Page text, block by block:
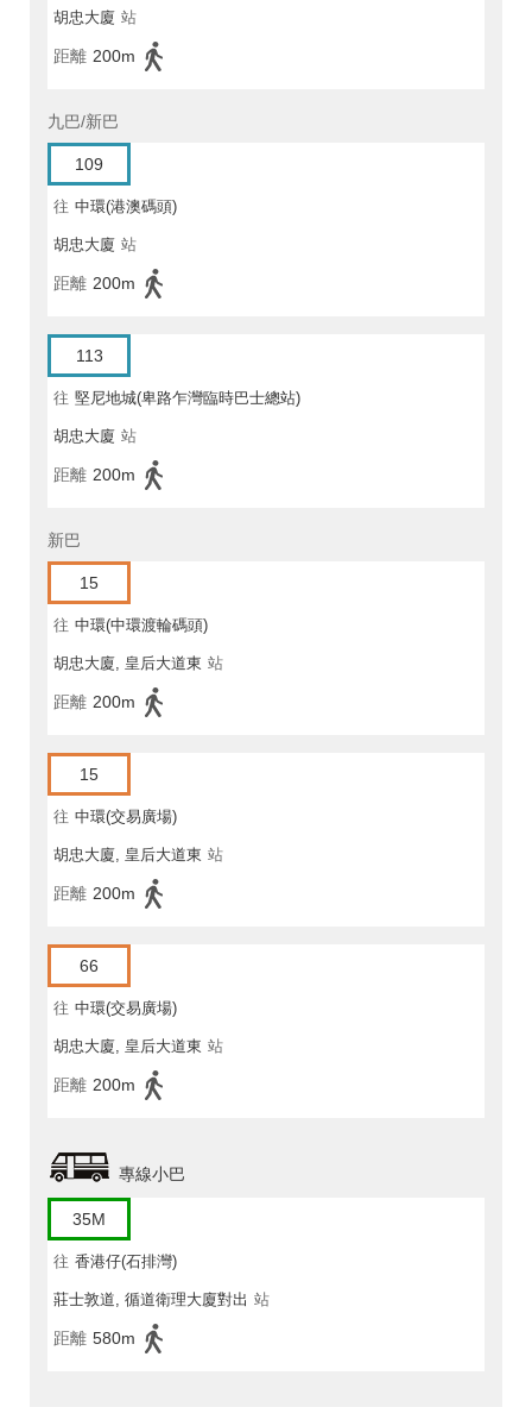
胡忠大廈 站
距離 200m
九巴/新巴
109
往 中環(港澳碼頭)
胡忠大廈 站
距離 200m
113
往 堅尼地城(卑路乍灣臨時巴士總站)
胡忠大廈 站
距離 200m
新巴
15
往 中環(中環渡輪碼頭)
胡忠大廈, 皇后大道東 站
距離 200m
15
往 中環(交易廣場)
胡忠大廈, 皇后大道東 站
距離 200m
66
往 中環(交易廣場)
胡忠大廈, 皇后大道東 站
距離 200m
專線小巴
35M
往 香港仔(石排灣)
莊士敦道, 循道衛理大廈對出 站
距離 580m